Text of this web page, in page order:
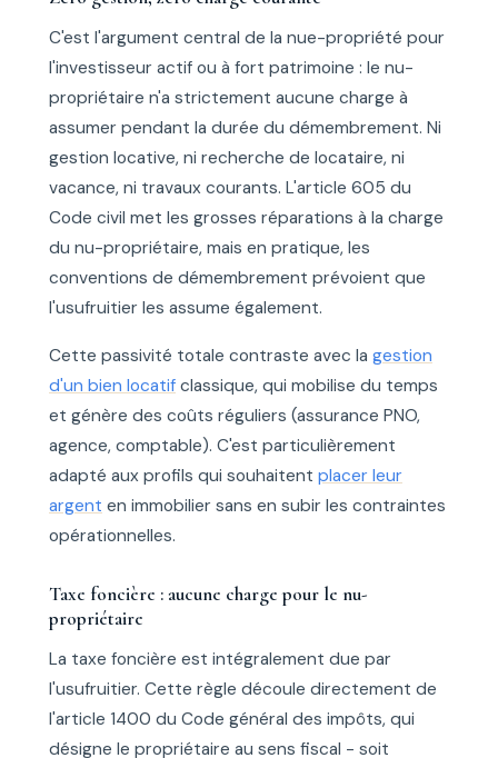
C'est l'argument central de la nue-propriété pour
l'investisseur actif ou à fort patrimoine : le nu-
propriétaire n'a strictement aucune charge à
assumer pendant la durée du démembrement. Ni
gestion locative, ni recherche de locataire, ni
vacance, ni travaux courants. L'article 605 du
Code civil met les grosses réparations à la charge
du nu-propriétaire, mais en pratique, les
conventions de démembrement prévoient que
l'usufruitier les assume également.
Cette passivité totale contraste avec la gestion
d'un bien locatif classique, qui mobilise du temps
et génère des coûts réguliers (assurance PNO,
agence, comptable). C'est particulièrement
adapté aux profils qui souhaitent placer leur
argent en immobilier sans en subir les contraintes
opérationnelles.
Taxe foncière : aucune charge pour le nu-
propriétaire
La taxe foncière est intégralement due par
l'usufruitier. Cette règle découle directement de
l'article 1400 du Code général des impôts, qui
désigne le propriétaire au sens fiscal - soit